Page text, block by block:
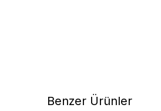
Benzer Ürünler